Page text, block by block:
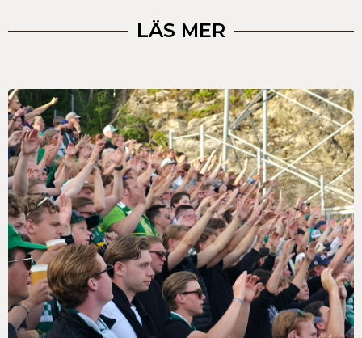
LÄS MER